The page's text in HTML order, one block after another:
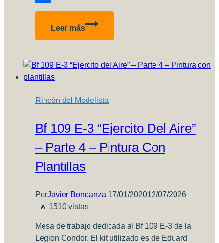
Compartir
Leer más
Muy
los
Rincón del Modelista
Bf 109 E-3 “Ejercito Del Aire”
– Parte 4 – Pintura Con
Plantillas
PorJavier Bondanza 17/01/202012/07/2026
🔥 1510 vistas
Mesa de trabajo dedicada al Bf 109 E-3 de la
Legion Condor. El kit utilizado es de Eduard